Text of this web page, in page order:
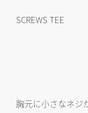
SCREWS TEE
胸元に小さなネジ